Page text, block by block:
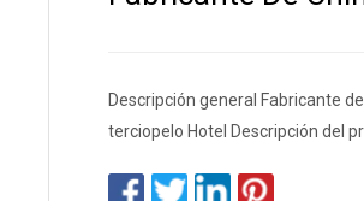
Descripción general Fabricante
terciopelo Hotel Descripción del